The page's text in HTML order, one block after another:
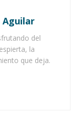
Aguilar
del
la
que deja.